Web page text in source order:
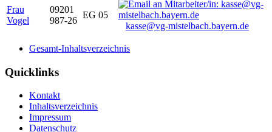
Frau
Vogel
09201
987-26
EG 05
kasse@vg-mistelbach.bayern.de
Gesamt-Inhaltsverzeichnis
Quicklinks
Kontakt
Inhaltsverzeichnis
Impressum
Datenschutz